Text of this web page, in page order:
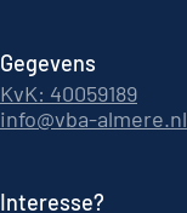
Gegevens
KvK: 40059189
info@vba-almere.nl
Interesse?